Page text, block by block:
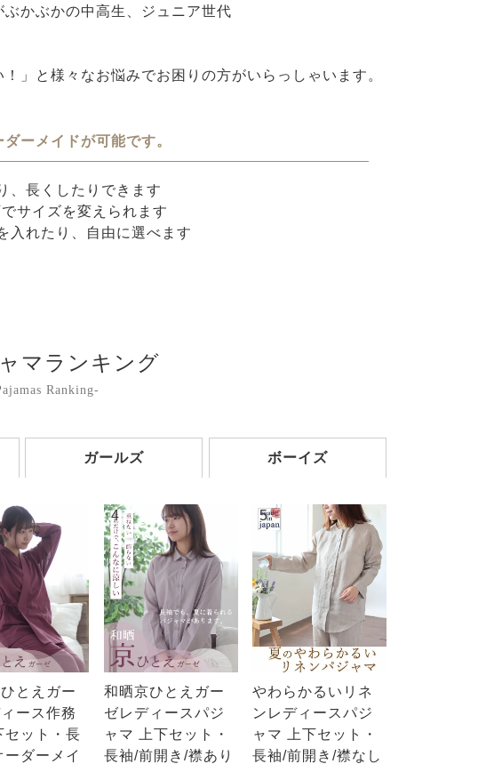
かぶかの中高生、ジュニア世代
」と様々なお悩みでお困りの方がいらっしゃいます。
ーメイドが可能です。
、長くしたりできます
サイズを変えられます
入れたり、自由に選べます
マランキング
Ranking-
ガールズ ボーイズ
とえガー
ース作務
セット・長
ーダーメイ
4
和晒京ひとえガー
ゼレディースパジ
ャマ 上下セット・
長袖/前開き/襟あり
5
やわらかるいリネ
ンレディースパジ
ャマ 上下セット・
長袖/前開き/襟なし